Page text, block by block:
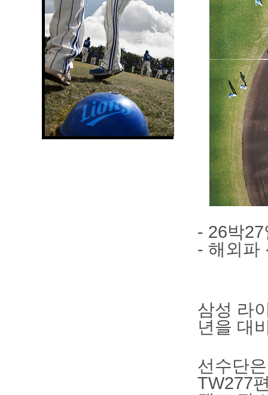
- 26박
- 해외파
삼성 라
년을 대
선수단
TW277